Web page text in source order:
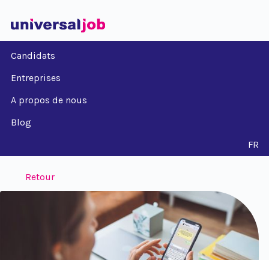
Candidats
Entreprises
A propos de nous
Blog
FR
Retour